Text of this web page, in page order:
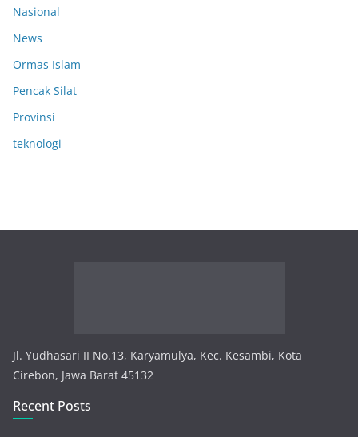
Nasional
News
Ormas Islam
Pencak Silat
Provinsi
teknologi
Jl. Yudhasari II No.13, Karyamulya, Kec. Kesambi, Kota
Cirebon, Jawa Barat 45132
Recent Posts